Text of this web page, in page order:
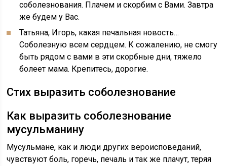
соболезнования. Плачем и скорбим с Вами. Завтра
же будем у Вас.
Татьяна, Игорь, какая печальная новость…
Соболезную всем сердцем. К сожалению, не смогу
быть рядом с вами в эти скорбные дни, тяжело
болеет мама. Крепитесь, дорогие.
Стих выразить соболезнование
Как выразить соболезнование
мусульманину
Мусульмане, как и люди других вероисповеданий,
чувствуют боль, горечь, печаль и так же плачут, теряя